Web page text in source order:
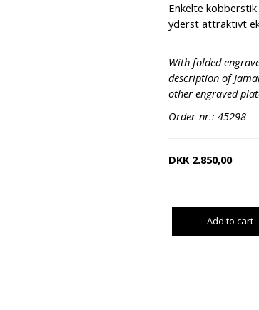
Enkelte
yderst attraktivt
With folded
description of
other engraved
Order-nr.: 45298
DKK 2.850,00
Add to cart